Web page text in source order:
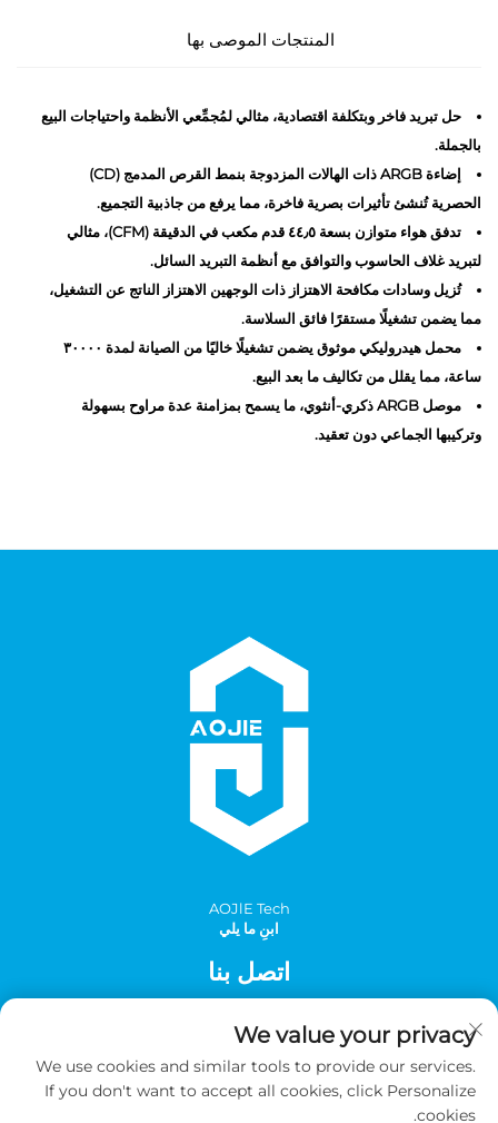
المنتجات الموصى بها
حل تبريد فاخر وبتكلفة اقتصادية، مثالي لمُجمِّعي الأنظمة واحتياجات البيع
بالجملة.
إضاءة ARGB ذات الهالات المزدوجة بنمط القرص المدمج (CD)
الحصرية تُنشئ تأثيرات بصرية فاخرة، مما يرفع من جاذبية التجميع.
تدفق هواء متوازن بسعة ٤٤٫٥ قدم مكعب في الدقيقة (CFM)، مثالي
لتبريد غلاف الحاسوب والتوافق مع أنظمة التبريد السائل.
تُزيل وسادات مكافحة الاهتزاز ذات الوجهين الاهتزاز الناتج عن التشغيل،
مما يضمن تشغيلًا مستقرًا فائق السلاسة.
محمل هيدروليكي موثوق يضمن تشغيلًا خاليًا من الصيانة لمدة ٣٠٠٠٠
ساعة، مما يقلل من تكاليف ما بعد البيع.
موصل ARGB ذكري-أنثوي، ما يسمح بمزامنة عدة مراوح بسهولة
وتركيبها الجماعي دون تعقيد.
AOJlE Tech
ابنِ ما يلي
اتصل بنا
مينغتشو الصناعية، مقاطعة تونغهوا، قوانغتشو، الصين
الهاتف:+86-2036031688 داخلي 8048
بريد إلكتروني:
We value your privacy
We use cookies and similar tools to provide our services.
If you don't want to accept all cookies, click Personalize
cookies.